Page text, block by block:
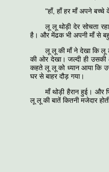
"हाँ, हाँ हर माँ अपने बच्चे
लू लू थोड़ी देर सोचता
है। और मेंढक भी अपनी माँ से
लू लू की माँ ने देखा कि लू
की ओर देखा। जल्दी ही उसकी
कहते लू लू को ध्यान आया कि
घर से बाहर दौड़ गया।
माँ थोड़ी हैरान हुई। और
लू लू की बातें कितनी मजेदार